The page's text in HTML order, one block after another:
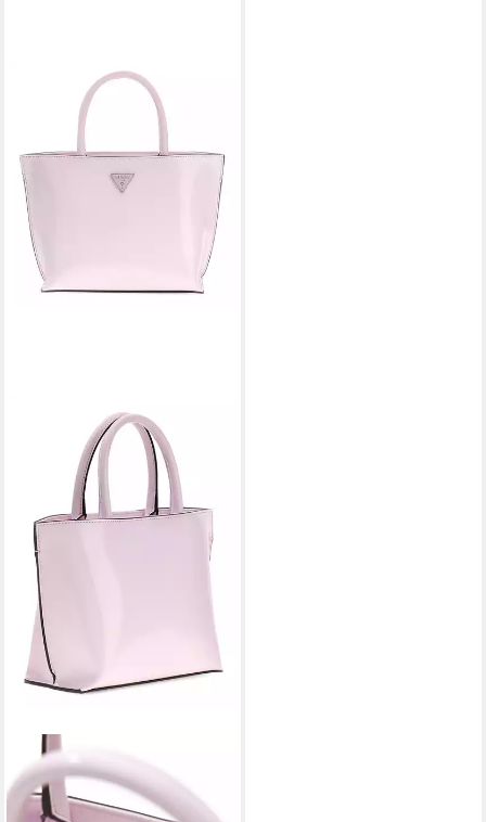
GUESS
Handtasche Mini Tote
135,00 €